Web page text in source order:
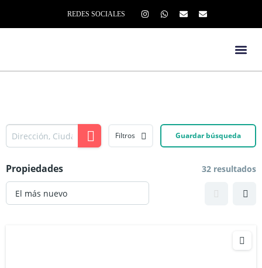
REDES SOCIALES
Filtros Guardar búsqueda
Propiedades 32 resultados